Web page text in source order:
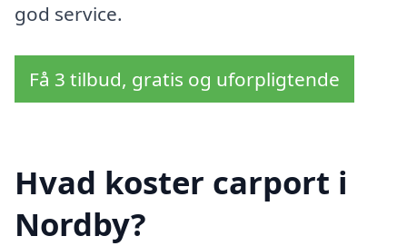
god service.
Få 3 tilbud, gratis og uforpligtende
Hvad koster carport i
Nordby?